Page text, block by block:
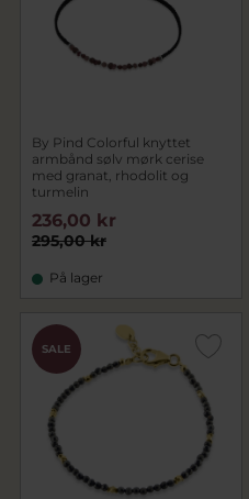
By Pind Colorful knyttet
armbånd sølv mørk cerise
med granat, rhodolit og
turmelin
295,00 kr
236,00 kr
På lager
SALE